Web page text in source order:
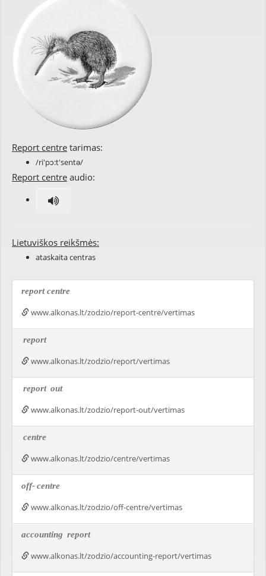
Report centre tarimas:
/ri'pɔ:t'sentə/
Report centre audio:
Lietuviškos reikšmės:
ataskaita centras
report centre
www.alkonas.lt/zodzio/report-centre/vertimas
report
www.alkonas.lt/zodzio/report/vertimas
report out
www.alkonas.lt/zodzio/report-out/vertimas
centre
www.alkonas.lt/zodzio/centre/vertimas
off-centre
www.alkonas.lt/zodzio/off-centre/vertimas
accounting report
www.alkonas.lt/zodzio/accounting-report/vertimas